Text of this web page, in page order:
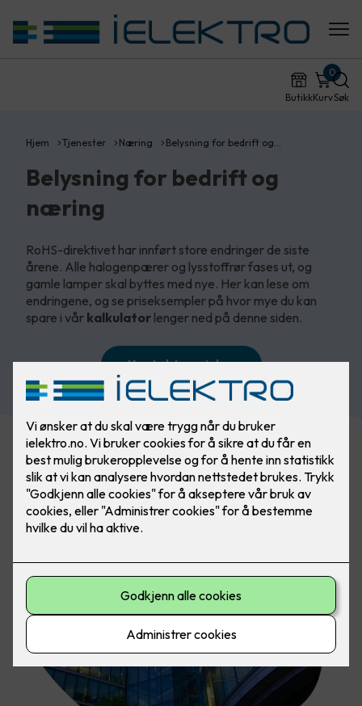
ButikkKurv
0
Søk
Hjem Tjenester Næring Belysning for bedrift og…
Belysning for bedrift og
næring
RoHS-direktivet har innført store endringer de siste
årene. Alle halogenpærer og lysstoffrør fases ut, og
gamle lamper skal byttes med nye. Her kan lese om
endringene, og se priseksempler på hvor mye du kan
spare i vår kalkulator lenger ned på denne siden.
Kontakt oss i dag